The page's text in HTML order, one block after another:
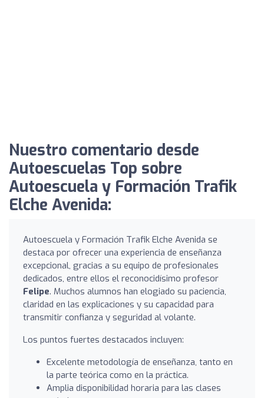
Nuestro comentario desde
Autoescuelas Top sobre
Autoescuela y Formación Trafik
Elche Avenida:
Autoescuela y Formación Trafik Elche Avenida se
destaca por ofrecer una experiencia de enseñanza
excepcional, gracias a su equipo de profesionales
dedicados, entre ellos el reconocidísimo profesor
Felipe. Muchos alumnos han elogiado su paciencia,
claridad en las explicaciones y su capacidad para
transmitir confianza y seguridad al volante.
Los puntos fuertes destacados incluyen:
Excelente metodología de enseñanza, tanto en
la parte teórica como en la práctica.
Amplia disponibilidad horaria para las clases